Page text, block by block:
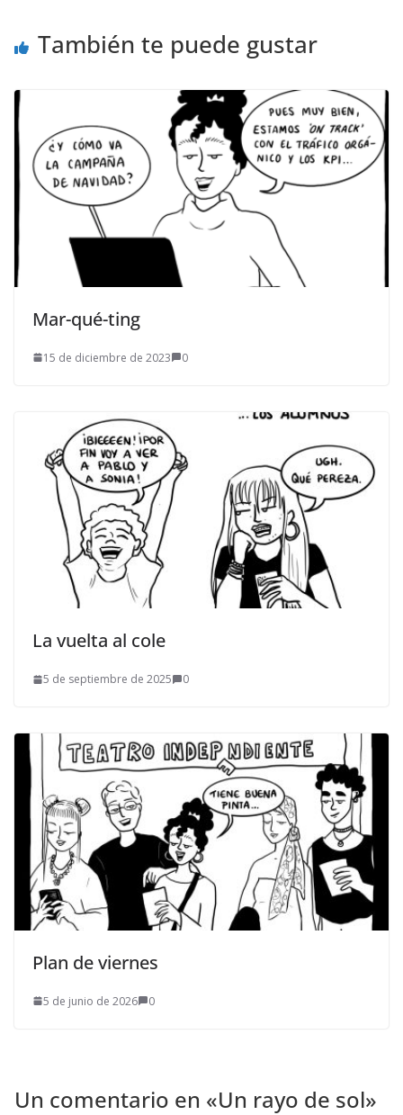
También te puede gustar
Mar-qué-ting
15 de diciembre de 2023 0
La vuelta al cole
5 de septiembre de 2025 0
Plan de viernes
5 de junio de 2026 0
Un comentario en «Un rayo de sol»